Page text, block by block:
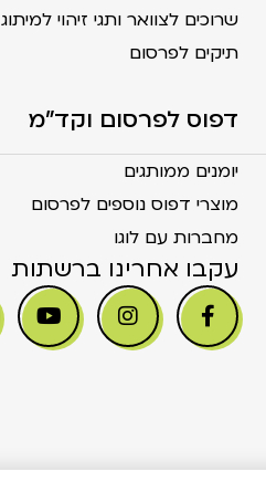
שרוכים לצוואר ותגי זיהוי למיתוג
תיקים לפרסום
דפוס לפרסום וקד"מ
יומנים ממותגים
מוצרי דפוס נוספים לפרסום
מחברות עם לוגו
עקבו אחרינו ברשתות